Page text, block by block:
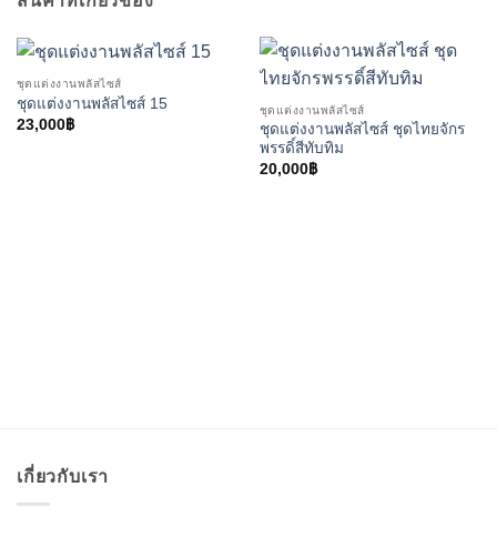
ชุดแต่งงานพลัสไซส์
ชุดแต่งงานพลัสไซส์ 15
23,000฿
ชุดแต่งงานพลัสไซส์
ชุดแต่งงานพลัสไซส์ ชุดไทยจักร
พรรดิ์สีทับทิม
20,000฿
เกี่ยวกับเรา